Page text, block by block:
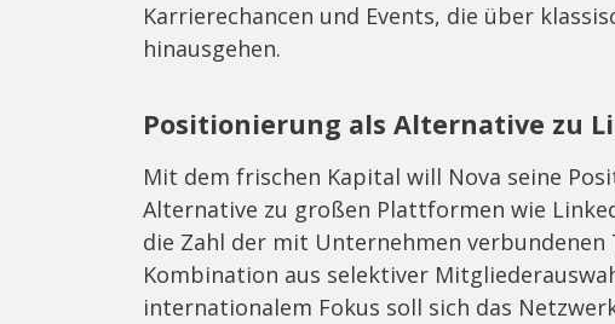
Karrierechancen und Events, die über
hinausgehen.
Positionierung als Alternative zu
Mit dem frischen Kapital will Nova seine
Alternative zu großen Plattformen wie
die Zahl der mit Unternehmen verbundenen
Kombination aus selektiver
internationalem Fokus soll sich das